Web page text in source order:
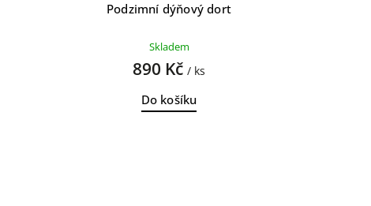
Podzimní dýňový dort
Skladem
890 Kč / ks
Do košíku